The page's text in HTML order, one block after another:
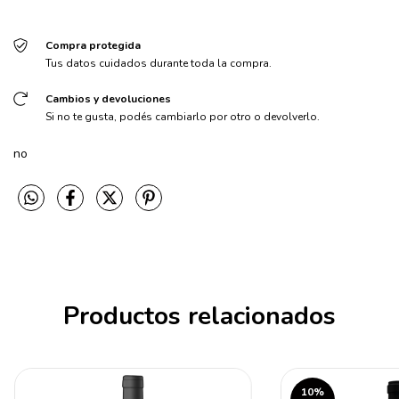
Compra protegida
Tus datos cuidados durante toda la compra.
Cambios y devoluciones
Si no te gusta, podés cambiarlo por otro o devolverlo.
no
Productos relacionados
10%